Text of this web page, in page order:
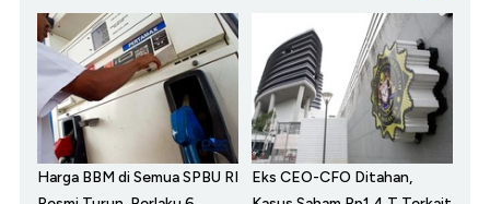
Harga BBM di Semua SPBU RI
Eks CEO-CFO Ditahan,